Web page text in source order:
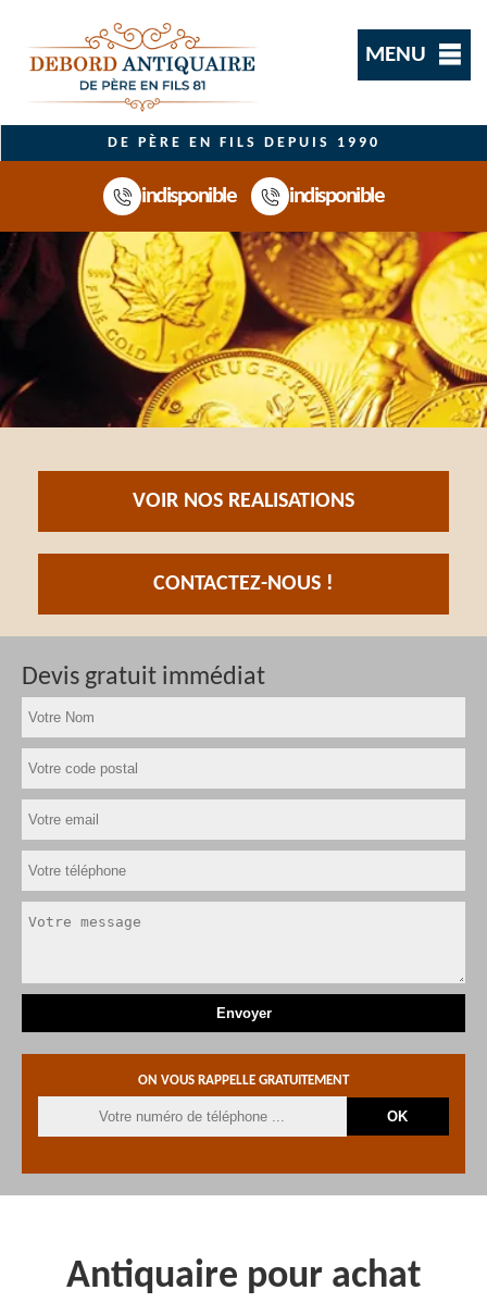
MENU
DE PÈRE EN FILS DEPUIS 1990
indisponible indisponible
VOIR NOS REALISATIONS
CONTACTEZ-NOUS !
Devis gratuit immédiat
ON VOUS RAPPELLE GRATUITEMENT
Antiquaire pour achat